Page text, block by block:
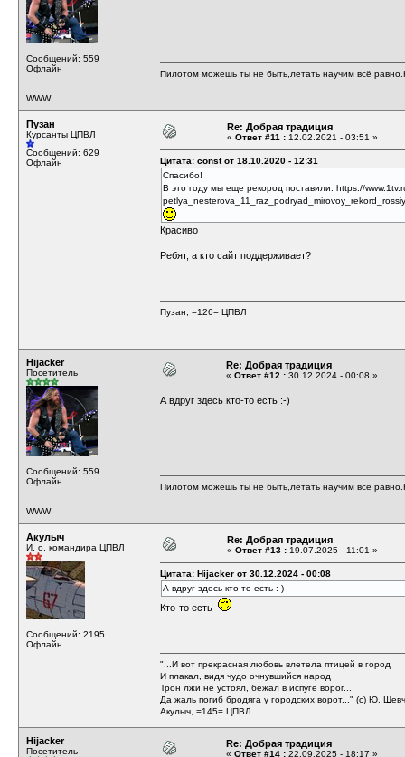
Сообщений: 559
Офлайн
WWW
Пилотом можешь ты не быть,летать научим всё
Пузан
Курсанты ЦПВЛ
Сообщений: 629
Офлайн
Re: Добрая традиция
« Ответ #11 : 12.02.2021 - 03:51 »
Цитата: const от 18.10.2020 - 12:31
Спасибо!
В это году мы еще рекород поставили: https://
Красиво
Ребят, а кто сайт поддерживает?
Пузан, =126= ЦПВЛ
Hijacker
Посетитель
Сообщений: 559
Офлайн
WWW
Re: Добрая традиция
« Ответ #12 : 30.12.2024 - 00:08 »
А вдруг здесь кто-то есть :-)
Пилотом можешь ты не быть,летать научим всё
Акулыч
И. о. командира ЦПВЛ
Сообщений: 2195
Офлайн
Re: Добрая традиция
« Ответ #13 : 19.07.2025 - 11:01 »
Цитата: Hijacker от 30.12.2024 - 00:08
А вдруг здесь кто-то есть :-)
Кто-то есть
"...И вот прекрасная любовь влетела птицей в город
И плакал, видя чудо очнувшийся народ
Трон лжи не устоял, бежал в испуге ворог...
Да жаль погиб бродяга у городских ворот..." (с) Ю.
Акулыч, =145= ЦПВЛ
Hijacker
Посетитель
Re: Добрая традиция
« Ответ #14 : 22.09.2025 - 18:17 »